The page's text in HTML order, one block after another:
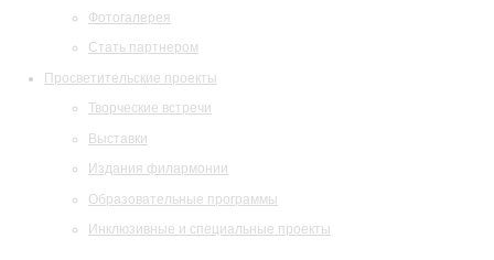
Фотогалерея
Стать партнером
Просветительские проекты
Творческие встречи
Выставки
Издания филармонии
Образовательные программы
Инклюзивные и специальные проекты